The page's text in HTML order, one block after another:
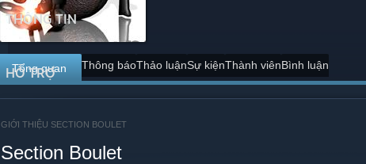
THÔNG TIN
HỖ TRỢ
Tổng quan Thông báoThảo luậnSự kiệnThành viênBình luận
GIỚI THIỆU SECTION BOULET
Section Boulet